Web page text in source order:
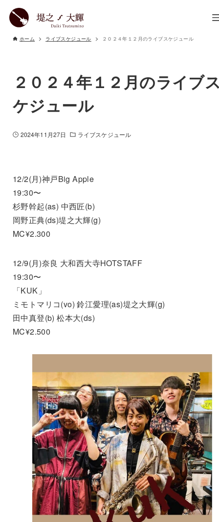
ホーム ライブスケジュール ２０２４年１２月のライブスケジュール
２０２４年１２月のライブ
ケジュール
2024年11月27日 ライブスケジュール
12/2(月)神戸Big Apple
19:30〜
杉野幹起(as) 中西匠(b)
岡野正典(ds)堤之大輝(g)
MC¥2.300
12/9(月)奈良 大和西大寺HOTSTAFF
19:30〜
「KUK」
ミモトマリコ(vo) 鈴江愛理(as)堤之大輝(g)
田中真登(b) 松本大(ds)
MC¥2.500